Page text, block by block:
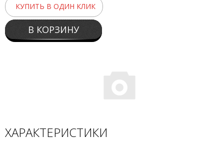
КУПИТЬ В ОДИН КЛИК
В КОРЗИНУ
ХАРАКТЕРИСТИКИ